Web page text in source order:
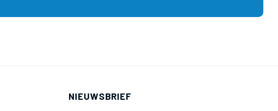
NIEUWSBRIEF